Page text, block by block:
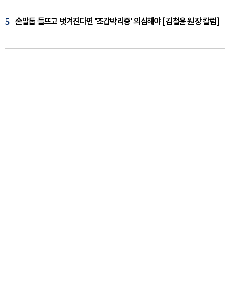
5 손발톱 들뜨고 벗겨진다면 '조갑박리증' 의심해야 [김철윤 원장 칼럼]